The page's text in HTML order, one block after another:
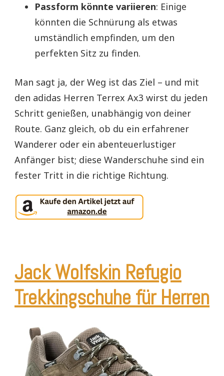
Passform könnte variieren: Einige
könnten die Schnürung als etwas
umständlich empfinden, um den
perfekten Sitz zu finden.
Man sagt ja, der Weg ist das Ziel – und mit
den adidas Herren Terrex Ax3 wirst du jeden
Schritt genießen, unabhängig von deiner
Route. Ganz gleich, ob du ein erfahrener
Wanderer oder ein abenteuerlustiger
Anfänger bist; diese Wanderschuhe sind ein
fester Tritt in die richtige Richtung.
Jack Wolfskin Refugio
Trekkingschuhe für Herren